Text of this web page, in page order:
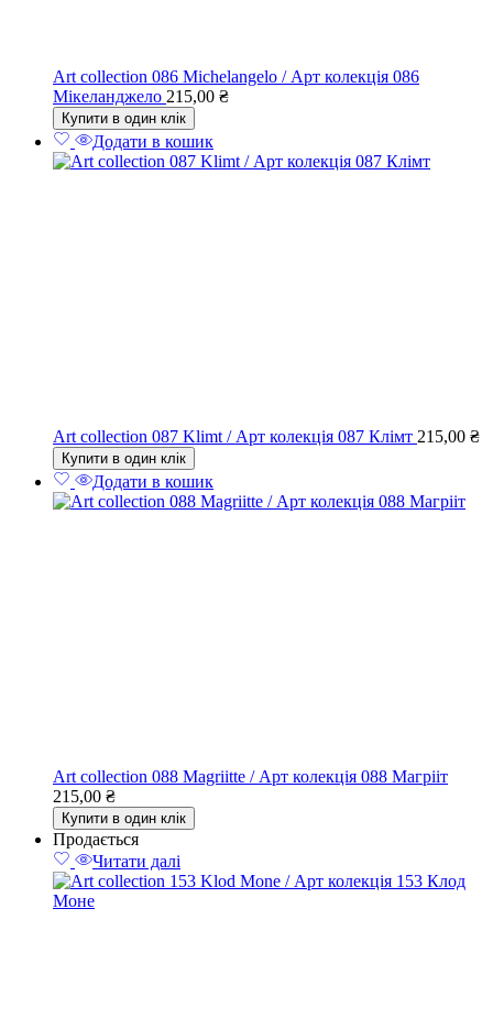
Art collection 086 Michelangelo / Арт колекція 086
Мікеланджело 215,00 ₴
Купити в один клік
Додати в кошик
Art collection 087 Klimt / Арт колекція 087 Клімт 215,00 ₴
Купити в один клік
Додати в кошик
Art collection 088 Magriitte / Арт колекція 088 Магрііт
215,00 ₴
Купити в один клік
Продається
Читати далі